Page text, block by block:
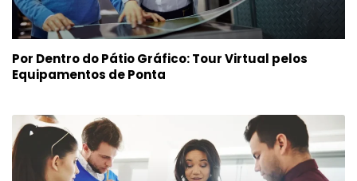
Por Dentro do Pátio Gráfico: Tour Virtual pelos
Equipamentos de Ponta